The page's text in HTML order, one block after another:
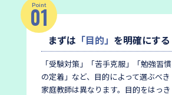
Point
01
まずは 「目的」 を明確にする
「受験対策」「苦手克服」「勉強習慣
の定着」など、目的によって選ぶべき
家庭教師は異なります。 目的をはっき